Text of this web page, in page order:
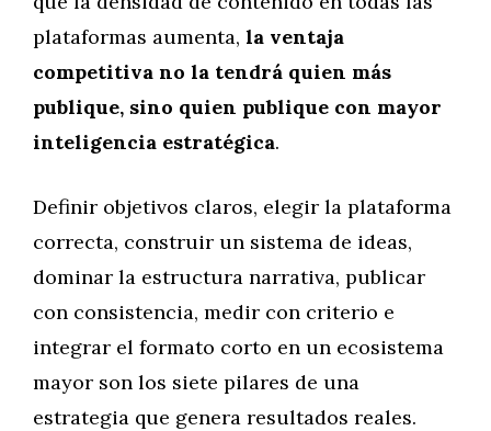
plataformas aumenta, la ventaja
competitiva no la tendrá quien más
publique, sino quien publique con mayor
inteligencia estratégica.
Definir objetivos claros, elegir la plataforma
correcta, construir un sistema de ideas,
dominar la estructura narrativa, publicar
con consistencia, medir con criterio e
integrar el formato corto en un ecosistema
mayor son los siete pilares de una
estrategia que genera resultados reales.